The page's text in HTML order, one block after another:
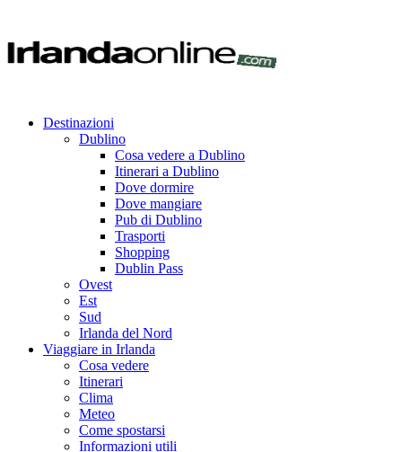
Destinazioni
Dublino
Cosa vedere a Dublino
Itinerari a Dublino
Dove dormire
Dove mangiare
Pub di Dublino
Trasporti
Shopping
Dublin Pass
Ovest
Est
Sud
Irlanda del Nord
Viaggiare in Irlanda
Cosa vedere
Itinerari
Clima
Meteo
Come spostarsi
Informazioni utili